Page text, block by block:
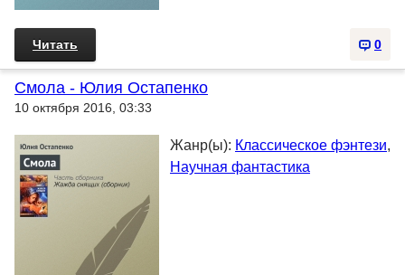
0
Читать
Смола - Юлия Остапенко
10 октября 2016, 03:33
Жанр(ы): Классическое фэнтези,
Научная фантастика